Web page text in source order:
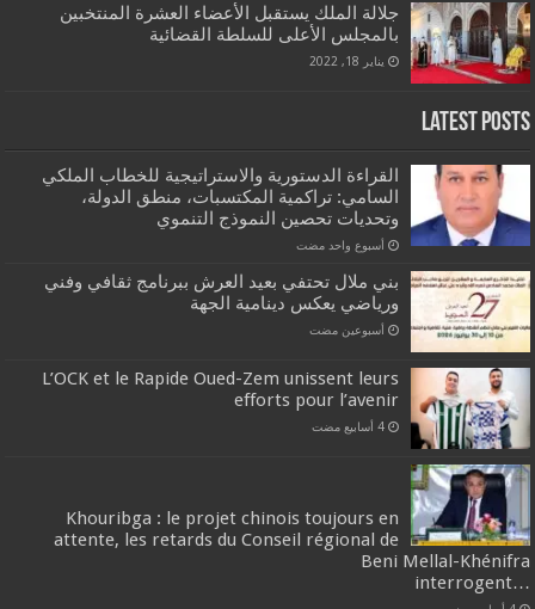
جلالة الملك يستقبل الأعضاء العشرة المنتخبين
بالمجلس الأعلى للسلطة القضائية
يناير 18, 2022
Latest Posts
القراءة الدستورية والاستراتيجية للخطاب الملكي
السامي: تراكمية المكتسبات، منطق الدولة،
وتحديات تحصين النموذج التنموي
‏أسبوع واحد مضت
بني ملال تحتفي بعيد العرش ببرنامج ثقافي وفني
ورياضي يعكس دينامية الجهة
‏أسبوعين مضت
L’OCK et le Rapide Oued-Zem unissent leurs
efforts pour l’avenir
‏4 أسابيع مضت
Khouribga : le projet chinois toujours en
attente, les retards du Conseil régional de
Beni Mellal-Khénifra
…interrogent